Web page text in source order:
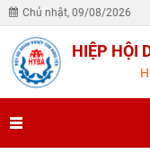
Chủ nhật, 09/08/2026
HIỆP HỘI